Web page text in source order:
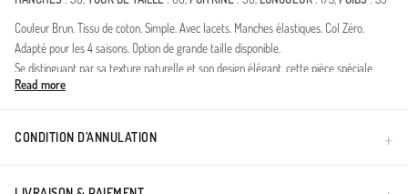
Couleur Brun. Tissu de coton. Simple. Avec lacets. Manches élastiques. Col Zéro.
Adapté pour les 4 saisons. Option de grande taille disponible.
Se distinguant par sa texture naturelle et son design élégant, cette pièce spéciale
combine les standards de la mode modeste avec une touche de modernité. Fabriqué
sensation de fraîcheur tout au long de la journée. Le détail du nœud esthétique sur la
poitrine ajoute une atmosphère romantique et raffinée au design, tandis que la coupe
poreuse spéciale qui ne fait pas transpirer et respire.Coupe : Coupe confortable et
Read more
CONDITION D’ANNULATION